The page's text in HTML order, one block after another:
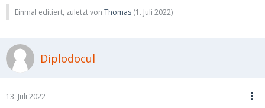
Einmal editiert, zuletzt von Thomas (1. Juli 2022)
Diplodocul
13. Juli 2022